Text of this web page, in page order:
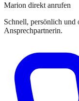
Marion direkt anrufen
Schnell, persönlich und
Ansprechpartnerin.